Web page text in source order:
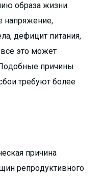
образа жизни.
напряжение,
дефицит питания,
это может
причины
требуют более
причина
репродуктивного